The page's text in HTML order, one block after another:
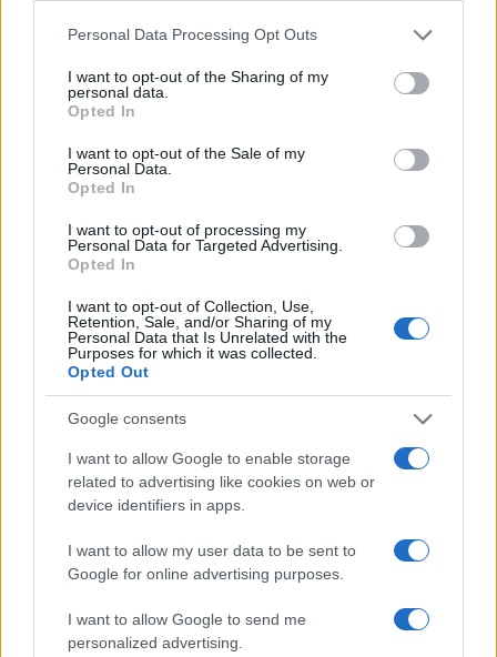
Please note that this website/app uses one or more Google
not limited to your visit or usage behaviour. You may click to
grant or deny consent to Google and its third-party tags to
use your data for below specified purposes in below Google
consent section.
Personal Data Processing Opt Outs
I want to opt-out of the Sharing of my
personal data.
Opted In
I want to opt-out of the Sale of my
Personal Data.
Opted In
I want to opt-out of processing my
Personal Data for Targeted Advertising.
Opted In
I want to opt-out of Collection, Use,
Retention, Sale, and/or Sharing of my
Personal Data that Is Unrelated with the
Purposes for which it was collected.
Opted Out
Google consents
I want to allow Google to enable storage
related to advertising like cookies on web or
device identifiers in apps.
I want to allow my user data to be sent to
Google for online advertising purposes.
I want to allow Google to send me
personalized advertising.
Dove si terrà Vogue World nel 2027: la scelta di San
Francisco
LIFESTYLE